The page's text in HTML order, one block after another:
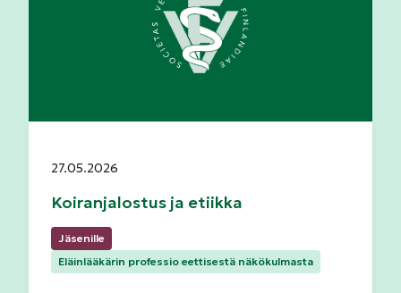
Koiranjalostus ja etiikka
Julkaistu:
27.05.2026
Jäsenille
Kategoriat:
Eläinlääkärin professio eettisestä näkökulmasta